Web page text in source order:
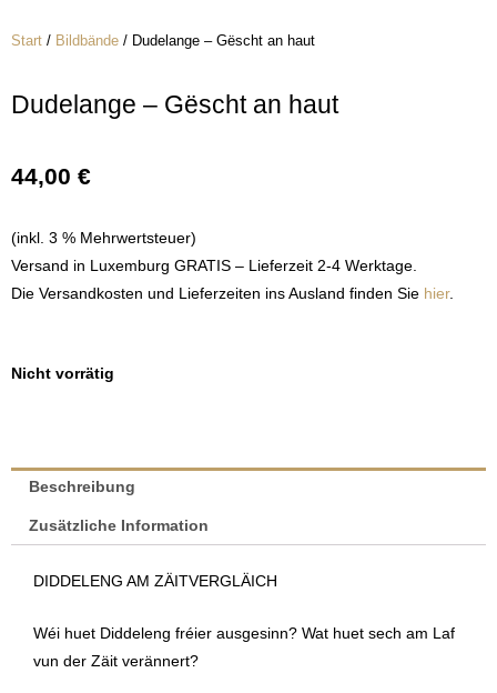
Start / Bildbände / Dudelange – Gëscht an haut
Dudelange – Gëscht an haut
44,00 €
(inkl. 3 % Mehrwertsteuer)
Versand in Luxemburg GRATIS – Lieferzeit 2-4 Werktage.
Die Versandkosten und Lieferzeiten ins Ausland finden Sie hier.
Nicht vorrätig
Beschreibung
Zusätzliche Information
DIDDELENG AM ZÄITVERGLÄICH
Wéi huet Diddeleng fréier ausgesinn? Wat huet sech am Laf
vun der Zäit verännert?